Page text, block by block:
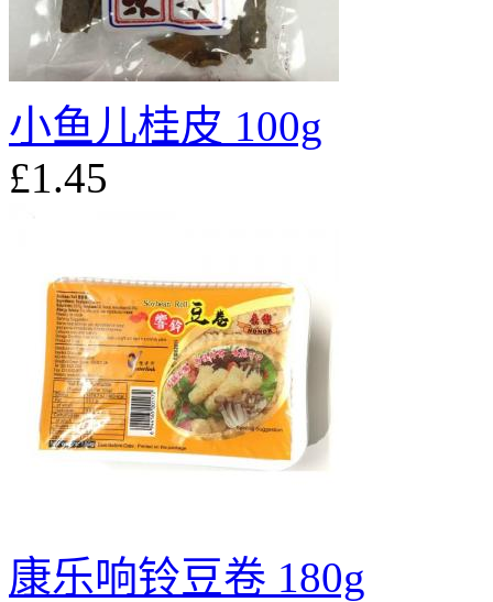
小鱼儿桂皮 100g
£1.45
康乐响铃豆卷 180g